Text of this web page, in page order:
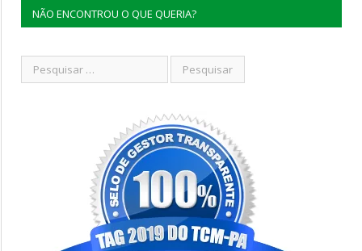
NÃO ENCONTROU O QUE QUERIA?